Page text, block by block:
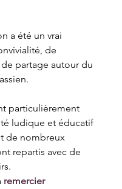
a été un vrai
de
partage autour du
particulièrement
ludique et éducatif
de nombreux
repartis avec de
remercier